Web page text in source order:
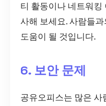
티 활동이나 네트워
사해 보세요. 사람들
도움이 될 것입니다.
6. 보안 문제
공유오피스는 많은